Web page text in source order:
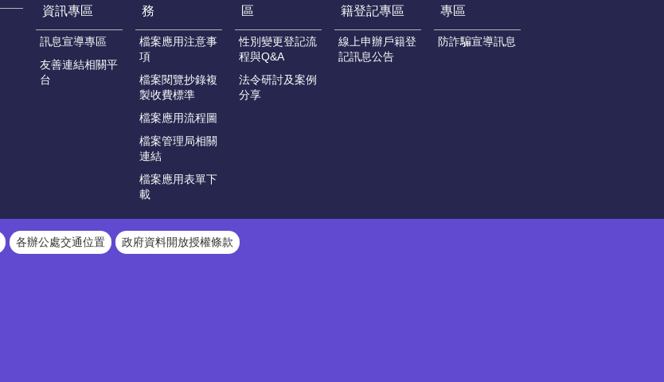
資訊專區
訊息宣導專區
友善連結相關平
台
務
檔案應用注意事
項
檔案閱覽抄錄複
製收費標準
檔案應用流程圖
檔案管理局相關
連結
檔案應用表單下
載
區
性別變更登記流
程與Q&A
法令研討及案例
分享
籍登記專區
線上申辦戶籍登
記訊息公告
專區
防詐騙宣導訊息
各辦公處交通位置
政府資料開放授權條款